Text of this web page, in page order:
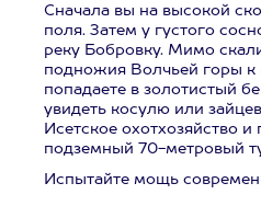
Сначала вы на высокой
поля. Затем у густого
реку Бобровку. Мимо
подножия Волчьей горы
попадаете в золотистый
увидеть косулю или
Исетское охотхозяйство
подземный 70-метровый
Испытайте мощь